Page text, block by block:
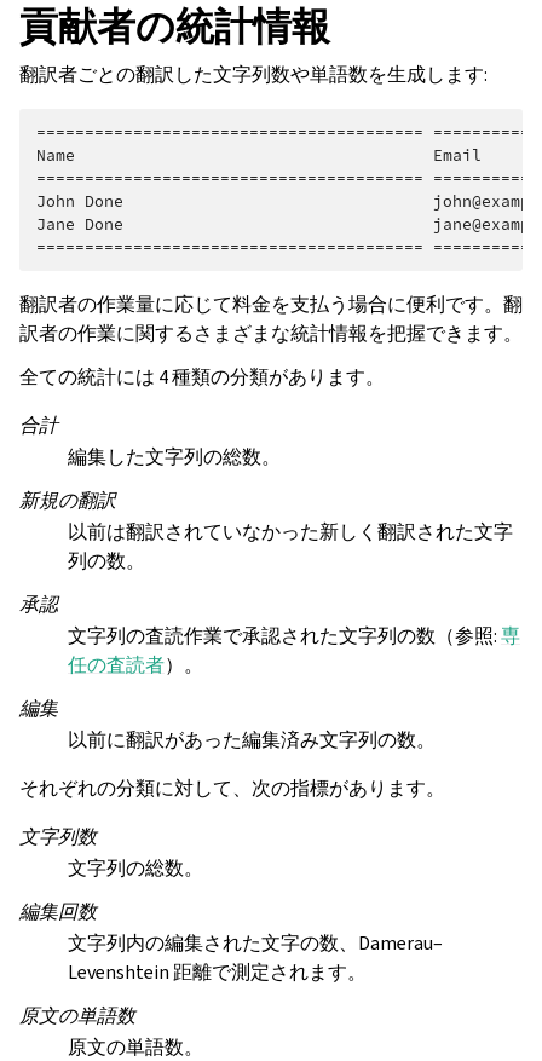
貢献者の統計情報
翻訳者ごとの翻訳した文字列数や単語数を生成します:
========================================
Name                                     Email
========================================
John Done
Jane Done
翻訳者の作業量に応じて料金を支払う場合に便利です。翻
訳者の作業に関するさまざまな統計情報を把握できます。
全ての統計には 4 種類の分類があります。
合計
編集した文字列の総数。
新規の翻訳
以前は翻訳されていなかった新しく翻訳された文字
列の数。
承認
文字列の査読作業で承認された文字列の数（参照:専
任の査読者）。
編集
以前に翻訳があった編集済み文字列の数。
それぞれの分類に対して、次の指標があります。
文字列数
文字列の総数。
編集回数
文字列内の編集された文字の数、Damerau–
Levenshtein 距離で測定されます。
原文の単語数
原文の単語数。